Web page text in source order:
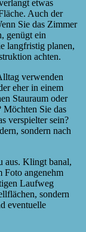
etwas
Auch der
Sie das Zimmer
genügt ein
langfristig planen,
achten.
verwenden
eher in einem
Stauraum oder
Möchten Sie das
verspielter sein?
sondern nach
aus. Klingt banal,
Foto angenehm
Laufweg
sondern
eventuelle